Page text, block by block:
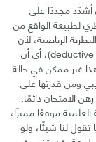
أشدّد مجددًا على
لطبيعة الواقع من
الرياضية، لأن
الأخيرة يمكن إثباتها بواسطة المنطق الاستنباطي (deductive logic)، أي أن
غير ممكن في حالة
ومن قدرتها على
الامتحان دائمًا.
موقعًا مميزًا،
لنا شيئًا، ولو